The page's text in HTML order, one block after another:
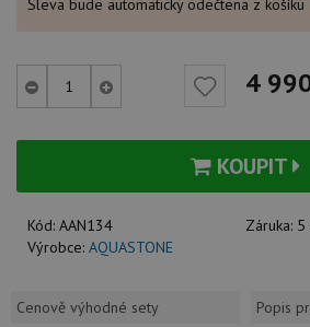
Sleva bude automaticky odečtena z košíku
4
KOUPIT
Kód: AAN134 Záruka: 5
Výrobce: AQUASTONE
Cenově výhodné sety
Popis